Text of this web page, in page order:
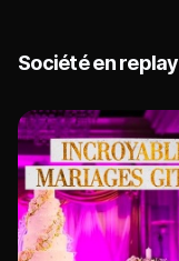
Société en replay